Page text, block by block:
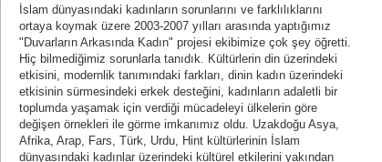
İslam dünyasındaki kadınların sorunlarını ve farklılıklarını
ortaya koymak üzere 2003-2007 yılları arasında yaptığımız
"Duvarların Arkasında Kadın" projesi ekibimize çok şey öğretti.
Hiç bilmediğimiz sorunlarla tanıdık. Kültürlerin din üzerindeki
etkisini, modernlik tanımındaki farkları, dinin kadın üzerindeki
etkisinin sürmesindeki erkek desteğini, kadınların adaletli bir
toplumda yaşamak için verdiği mücadeleyi ülkelerin göre
değişen örnekleri ile görme imkanımız oldu. Uzakdoğu Asya,
Afrika, Arap, Fars, Türk, Urdu, Hint kültürlerinin İslam
dünyasındaki kadınlar üzerindeki kültürel etkilerini yakından